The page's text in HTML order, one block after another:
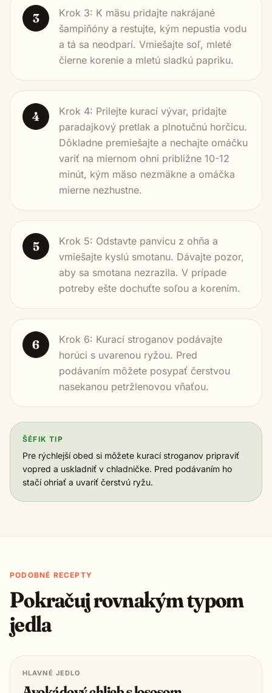
3
Krok 3: K mäsu pridajte nakrájané
šampiňóny a restujte, kým nepustia vodu
a tá sa neodparí. Vmiešajte soľ, mleté
čierne korenie a mletú sladkú papriku.
4
Krok 4: Prilejte kurací vývar, pridajte
paradajkový pretlak a plnotučnú horčicu.
Dôkladne premiešajte a nechajte omáčku
variť na miernom ohni približne 10-12
minút, kým mäso nezmäkne a omáčka
mierne nezhustne.
5
Krok 5: Odstavte panvicu z ohňa a
vmiešajte kyslú smotanu. Dávajte pozor,
aby sa smotana nezrazila. V prípade
potreby ešte dochuťte soľou a korením.
6
Krok 6: Kurací stroganov podávajte
horúci s uvarenou ryžou. Pred
podávaním môžete posypať čerstvou
nasekanou petržlenovou vňaťou.
ŠÉFIK TIP
Pre rýchlejší obed si môžete kurací stroganov pripraviť
vopred a uskladniť v chladničke. Pred podávaním ho
stačí ohriať a uvariť čerstvú ryžu.
PODOBNÉ RECEPTY
Pokračuj rovnakým typom
jedla
HLAVNÉ JEDLO